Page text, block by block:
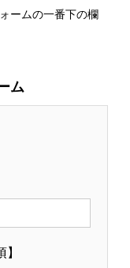
ームの一番下の欄
ム